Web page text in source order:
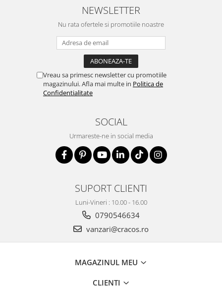
NEWSLETTER
Nu rata ofertele si promotiile noastre
Vreau sa primesc newsletter cu promotiile
magazinului. Afla mai multe in Politica de
Confidentialitate
SOCIAL
Urmareste-ne in social media
SUPORT CLIENTI
Luni-Vineri : 10.00 - 16.00
0790546634
vanzari@cracos.ro
MAGAZINUL MEU
CLIENTI